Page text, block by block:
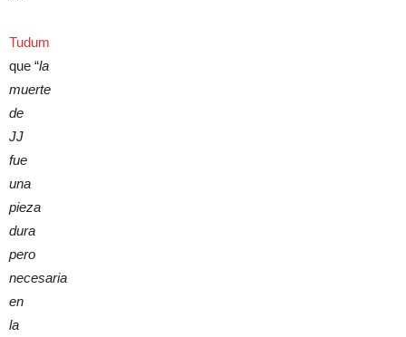
Tudum
que “la
muerte
de
JJ
fue
una
pieza
dura
pero
necesaria
en
la